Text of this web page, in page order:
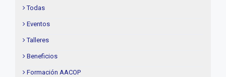
Todas
Eventos
Talleres
Beneficios
Formación AACOP